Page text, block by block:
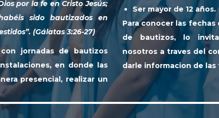
Ser mayor de 12 años.
Para conocer las fechas de los talleres y las jornadas
de bautizos, lo invitamos a comunicarse con
nosotros a traves del correo electronico y así poder
darle informacion de las fechas en concreto.